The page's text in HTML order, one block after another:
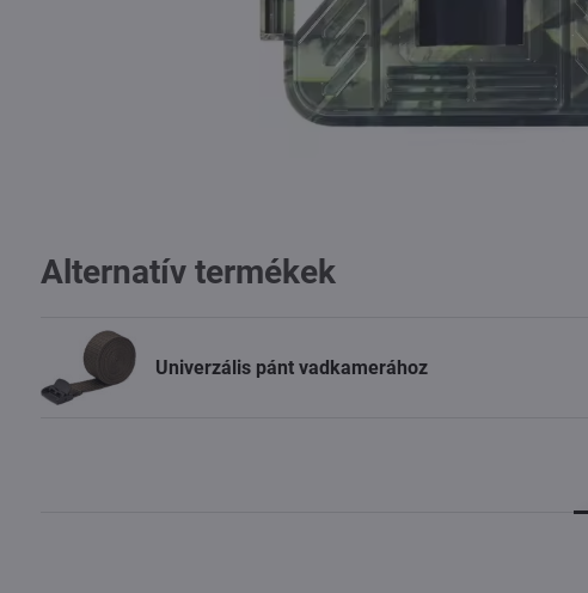
Alternatív termékek
Univerzális pánt vadkamerához